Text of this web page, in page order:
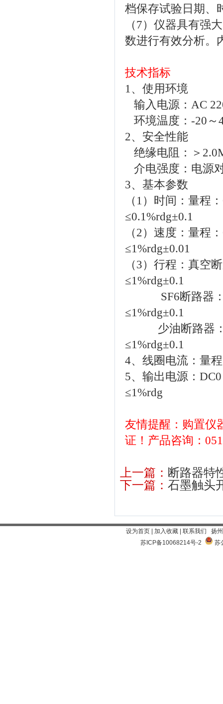
档保存试验日期、
（7）仪器具有强
数进行有效分析。
技术指标
1、使用环境
输入电源：AC
环境温度：-
2、安全性能
绝缘电阻：＞
介电强度：电源
3、基本参数
（1）时间：量
≤0.1%rdg±0.1
（2）速度：量
≤1%rdg±0.01
（3）行程：真
≤1%rdg±0.1
SF6断路器：
≤1%rdg±0.1
少油断路器：
≤1%rdg±0.1
4、线圈电流：
5、输出电源：
≤1%rdg
友情提醒：购置仪
证！产品咨询：
上一篇： 断路器特
下一篇： 石墨触头
设为首页 | 加入收藏 | 联系我们 扬
苏ICP备10068214号-2
苏